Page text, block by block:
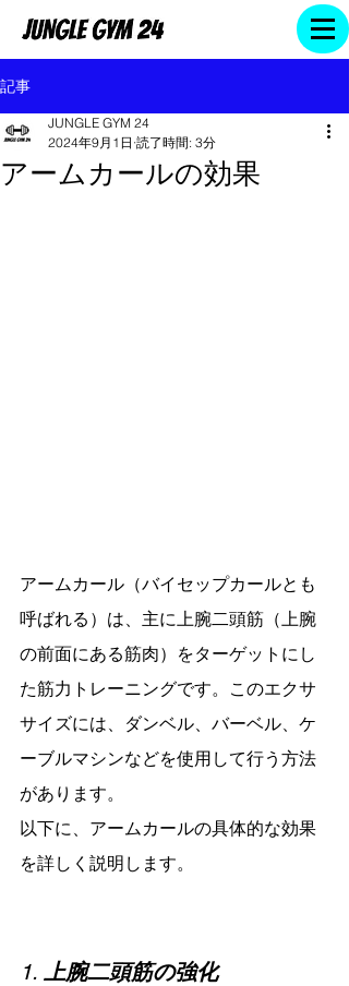
記事
アームカールの効果
JUNGLE GYM 24
2024年9月1日 読了時間: 3分
アームカール（バイセップカールとも
呼ばれる）は、主に上腕二頭筋（上腕
の前面にある筋肉）をターゲットにし
た筋力トレーニングです。このエクサ
サイズには、ダンベル、バーベル、ケ
ーブルマシンなどを使用して行う方法
があります。
以下に、アームカールの具体的な効果
を詳しく説明します。
1. 上腕二頭筋の強化